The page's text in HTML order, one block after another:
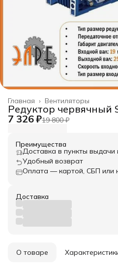
Вентиляторы
Главная ›
Редуктор червячный
7 326 ₽19 800 ₽
Преимущества
Доставка в пункты выдачи
Удобный возврат
Оплата — картой, СБП или
Доставка
О товаре